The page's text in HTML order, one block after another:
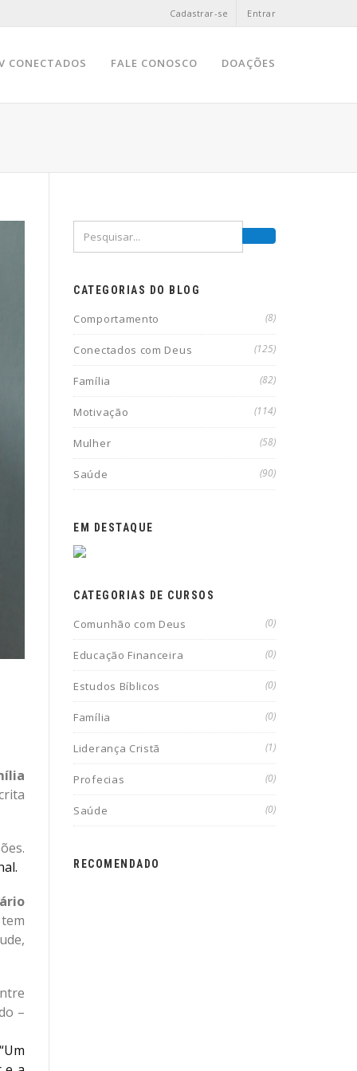
Entrar
Cadastrar-se
CONECTADOS FALE CONOSCO DOAÇÕES
–
CATEGORIAS DO BLOG
Comportamento (8)
Conectados com Deus (125)
Família (82)
Motivação (114)
Mulher (58)
Saúde (90)
EM DESTAQUE
CATEGORIAS DE CURSOS
Comunhão com Deus (0)
Educação Financeira (0)
Estudos Bíblicos (0)
Família (0)
Liderança Cristã (1)
Profecias (0)
Saúde (0)
RECOMENDADO